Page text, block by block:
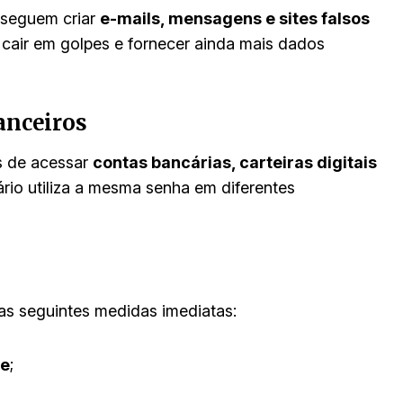
criar e-mails, mensagens e sites falsos
em golpes e fornecer ainda mais dados
de acessar contas bancárias, carteiras digitais
utiliza a mesma senha em diferentes
seguintes medidas imediatas:
;